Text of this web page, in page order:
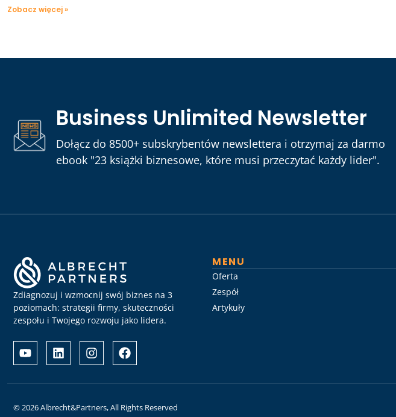
Zobacz więcej »
Business Unlimited Newsletter
Dołącz do 8500+ subskrybentów newslettera i otrzymaj za darmo
ebook "23 książki biznesowe, które musi przeczytać każdy lider".
Zdiagnozuj i wzmocnij swój biznes na 3
poziomach: strategii firmy, skuteczności
zespołu i Twojego rozwoju jako lidera.
Albrecht
Partners
Слот
Разом
Albrechtpartners
City
MENU
Oferta
Zespół
Artykuły
© 2026 Albrecht&Partners, All Rights Reserved